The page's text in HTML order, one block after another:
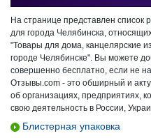
На странице представлен список
для города Челябинска,
"Товары для дома, канцелярские
городе Челябинске". Вы можете
совершенно бесплатно, если не
Отзывы.com - это обширный и
об организациях, предприятиях,
свою деятельность в России,
Блистерная упаковка